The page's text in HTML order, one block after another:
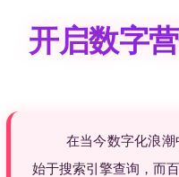
开启数字
在当今数字化浪
始于搜索引擎查询，而